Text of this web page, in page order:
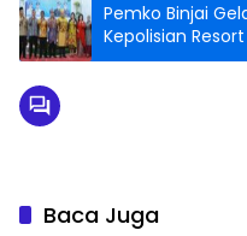
Pemko Binjai
Kepolisian
Baca Juga